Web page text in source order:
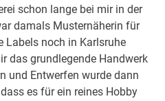
schon lange bei mir in der
damals Musternäherin für
Labels noch in Karlsruhe
das grundlegende Handwerk
und Entwerfen wurde dann
es für ein reines Hobby